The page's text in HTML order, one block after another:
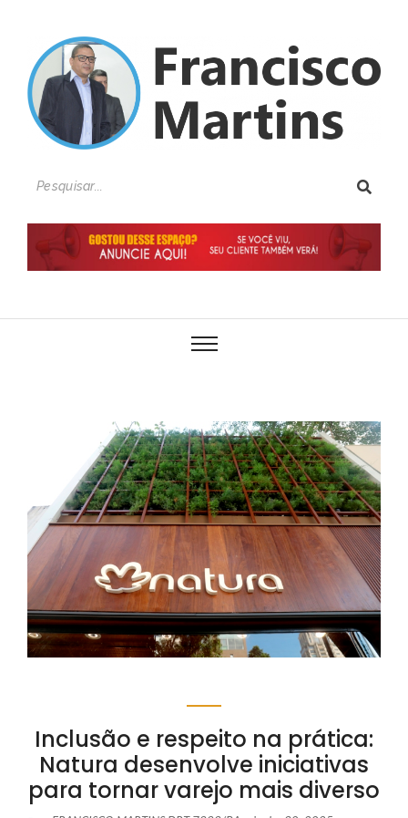
Inclusão e respeito na prática:
Natura desenvolve iniciativas
para tornar varejo mais diverso